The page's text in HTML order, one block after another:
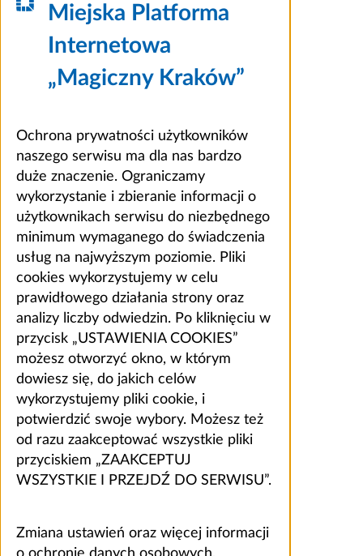
Miejska Platforma
Internetowa
„Magiczny Kraków”
Ochrona prywatności użytkowników
naszego serwisu ma dla nas bardzo
duże znaczenie. Ograniczamy
wykorzystanie i zbieranie informacji o
użytkownikach serwisu do niezbędnego
minimum wymaganego do świadczenia
usług na najwyższym poziomie. Pliki
cookies wykorzystujemy w celu
prawidłowego działania strony oraz
analizy liczby odwiedzin. Po kliknięciu w
przycisk „USTAWIENIA COOKIES”
możesz otworzyć okno, w którym
dowiesz się, do jakich celów
wykorzystujemy pliki cookie, i
potwierdzić swoje wybory. Możesz też
od razu zaakceptować wszystkie pliki
przyciskiem „ZAAKCEPTUJ
WSZYSTKIE I PRZEJDŹ DO SERWISU”.
Zmiana ustawień oraz więcej informacji